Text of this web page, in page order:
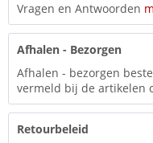
Vragen en Antwoorden
Afhalen - Bezorgen
Afhalen - bezorgen
vermeld bij de artikelen
Retourbeleid